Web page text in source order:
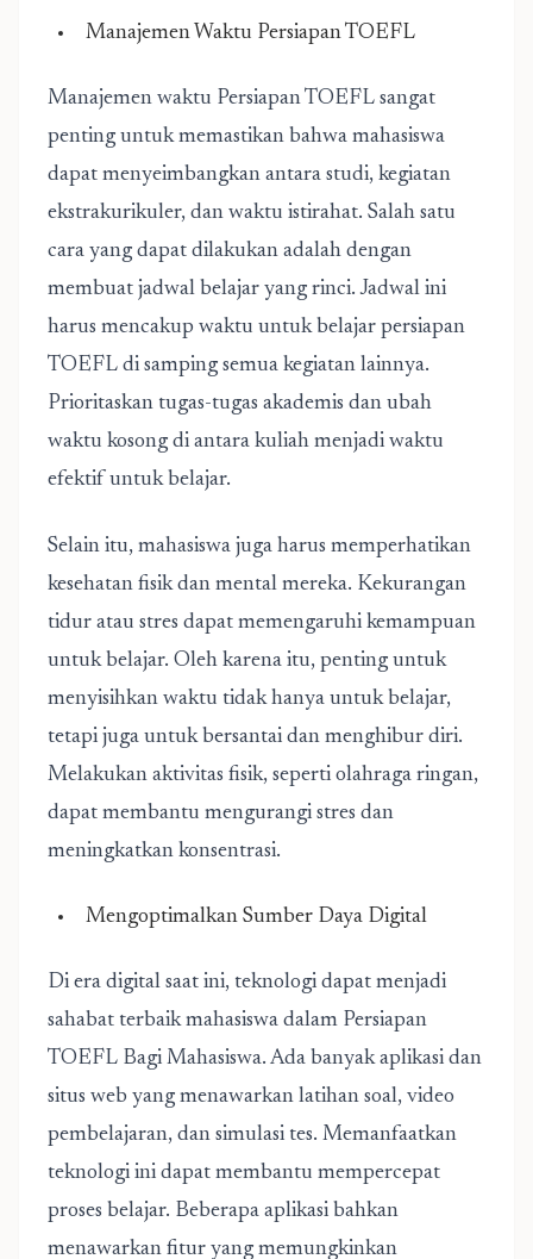
Manajemen Waktu Persiapan TOEFL
Manajemen waktu Persiapan TOEFL sangat
penting untuk memastikan bahwa mahasiswa
dapat menyeimbangkan antara studi, kegiatan
ekstrakurikuler, dan waktu istirahat. Salah satu
cara yang dapat dilakukan adalah dengan
membuat jadwal belajar yang rinci. Jadwal ini
harus mencakup waktu untuk belajar persiapan
TOEFL di samping semua kegiatan lainnya.
Prioritaskan tugas-tugas akademis dan ubah
waktu kosong di antara kuliah menjadi waktu
efektif untuk belajar.
Selain itu, mahasiswa juga harus memperhatikan
kesehatan fisik dan mental mereka. Kekurangan
tidur atau stres dapat memengaruhi kemampuan
untuk belajar. Oleh karena itu, penting untuk
menyisihkan waktu tidak hanya untuk belajar,
tetapi juga untuk bersantai dan menghibur diri.
Melakukan aktivitas fisik, seperti olahraga ringan,
dapat membantu mengurangi stres dan
meningkatkan konsentrasi.
Mengoptimalkan Sumber Daya Digital
Di era digital saat ini, teknologi dapat menjadi
sahabat terbaik mahasiswa dalam Persiapan
TOEFL Bagi Mahasiswa. Ada banyak aplikasi dan
situs web yang menawarkan latihan soal, video
pembelajaran, dan simulasi tes. Memanfaatkan
teknologi ini dapat membantu mempercepat
proses belajar. Beberapa aplikasi bahkan
menawarkan fitur yang memungkinkan